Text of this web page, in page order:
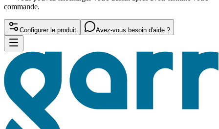
commande.
Configurer le produit Avez-vous besoin d'aide ?